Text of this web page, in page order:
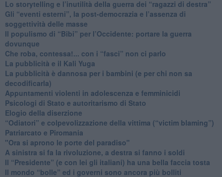
​Lo storytelling e l’inutilità della guerra dei “ragazzi di destra”
​Gli “eventi esterni”, la post-democrazia e l’assenza di
soggettività delle masse
​Il populismo di “Bibi” per l’Occidente: portare la guerra
dovunque
​Che roba, contessa!... con i “fasci” non ci parlo
La pubblicità e il Kali Yuga
​La pubblicità è dannosa per i bambini (e per chi non sa
decodificarla)
​Appuntamenti violenti in adolescenza e femminicidi
​Psicologi di Stato e autoritarismo di Stato
Elogio della diserzione
“Odiatori” e colpevolizzazione della vittima (“victim blaming”)
​Patriarcato e Piromania
"Ora si aprono le porte del paradiso"
​A sinistra si fa la rivoluzione, a destra si fanno i soldi
​Il “Presidente” (e con lei gli italiani) ha una bella faccia tosta
​Il mondo “bolle” ed i governi sono ancora più bolliti